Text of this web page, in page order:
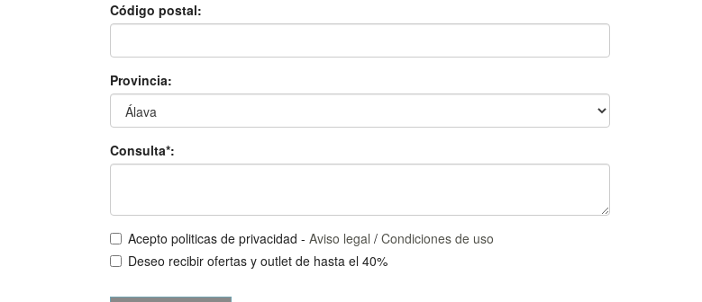
Código postal:
Provincia:
Consulta*:
Acepto politicas de privacidad - Aviso legal / Condiciones de uso
Deseo recibir ofertas y outlet de hasta el 40%